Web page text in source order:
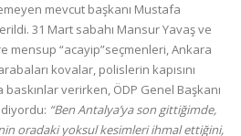
mevcut başkanı Mustafa
31 Mart sabahı Mansur Yavaş ve
mensup “acayip”seçmenleri, Ankara
kovalar, polislerin kapısını
verirken, ÖDP Genel Başkanı
diyordu: “Ben Antalya’ya son gittiğimde,
oradaki yoksul kesimleri ihmal ettiğini,